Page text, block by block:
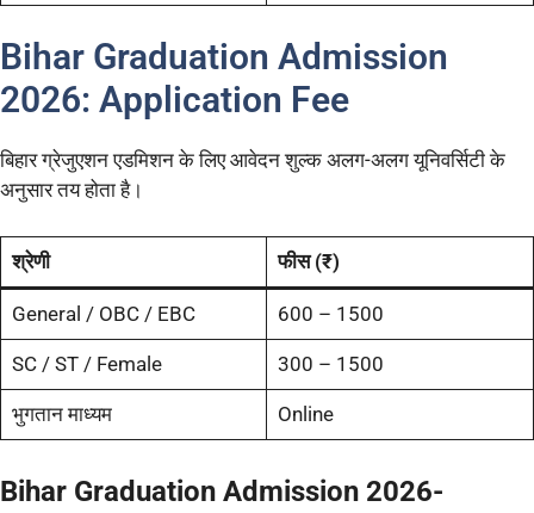
Bihar Graduation Admission
2026: Application Fee
बिहार ग्रेजुएशन एडमिशन के लिए आवेदन शुल्क अलग-अलग यूनिवर्सिटी के
अनुसार तय होता है।
श्रेणी फीस (₹)
General / OBC / EBC 600 – 1500
SC / ST / Female 300 – 1500
भुगतान माध्यम Online
Bihar Graduation Admission 2026-